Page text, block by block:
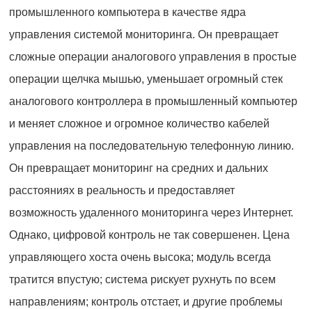
промышленного компьютера в качестве ядра
управления системой мониторинга. Он превращает
сложные операции аналогового управления в простые
операции щелчка мышью, уменьшает огромный стек
аналогового контроллера в промышленный компьютер
и меняет сложное и огромное количество кабелей
управления на последовательную телефонную линию.
Он превращает мониторинг на средних и дальних
расстояниях в реальность и предоставляет
возможность удаленного мониторинга через Интернет.
Однако, цифровой контроль не так совершенен. Цена
управляющего хоста очень высока; модуль всегда
тратится впустую; система рискует рухнуть по всем
направлениям; контроль отстает, и другие проблемы